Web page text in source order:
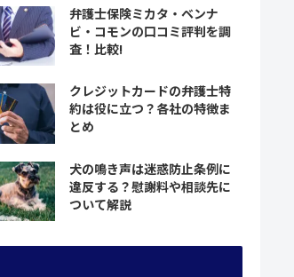
弁護士保険ミカタ・ベンナ
ビ・コモンの口コミ評判を調
査！比較!
クレジットカードの弁護士特
約は役に立つ？各社の特徴ま
とめ
犬の鳴き声は迷惑防止条例に
違反する？慰謝料や相談先に
ついて解説